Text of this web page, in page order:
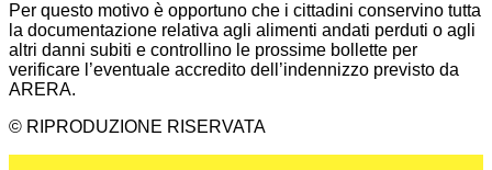
Per questo motivo è opportuno che i cittadini conservino tutta
la documentazione relativa agli alimenti andati perduti o agli
altri danni subiti e controllino le prossime bollette per
verificare l’eventuale accredito dell’indennizzo previsto da
ARERA.
© RIPRODUZIONE RISERVATA